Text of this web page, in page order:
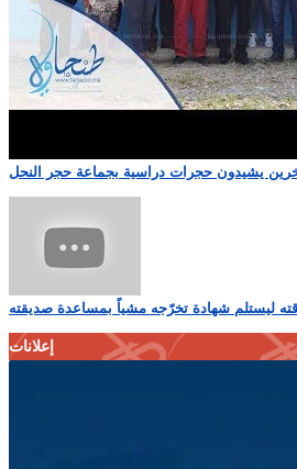
يشيدون حجرات دراسية بجماعة حجر النحل
ليستلم شهادة تخرّجه مشياً بمساعدة صديقته
إعلانات